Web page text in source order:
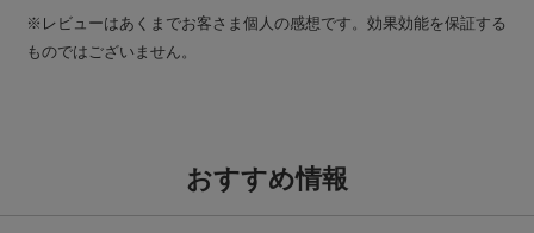
※レビューはあくまでお客さま個人の感想です。効果効能を保証する
ものではございません。
おすすめ情報